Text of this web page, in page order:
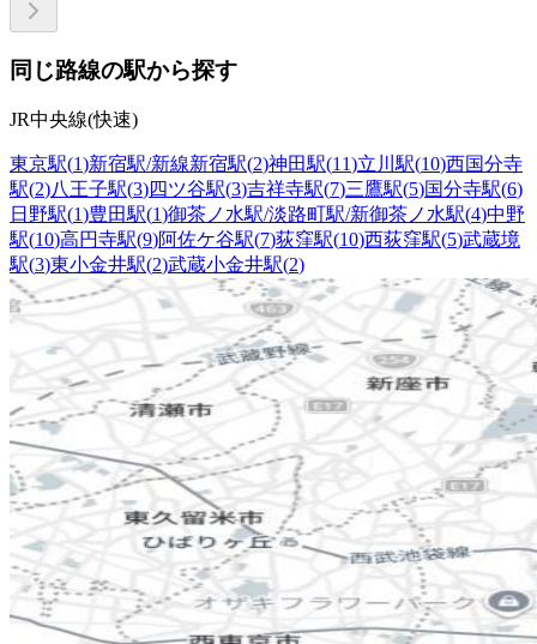
同じ路線の駅から探す
JR中央線(快速)
東京駅(1)新宿駅/新線新宿駅(2)神田駅(11)立川駅(10)西国分寺
駅(2)八王子駅(3)四ツ谷駅(3)吉祥寺駅(7)三鷹駅(5)国分寺駅(6)
日野駅(1)豊田駅(1)御茶ノ水駅/淡路町駅/新御茶ノ水駅(4)中野
駅(10)高円寺駅(9)阿佐ケ谷駅(7)荻窪駅(10)西荻窪駅(5)武蔵境
駅(3)東小金井駅(2)武蔵小金井駅(2)